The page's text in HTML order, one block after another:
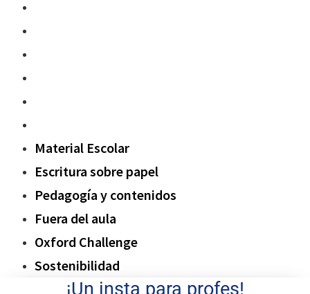
Material Escolar
Escritura sobre papel
Pedagogía y contenidos
Fuera del aula
Oxford Challenge
Sostenibilidad
¡Un insta para profes!